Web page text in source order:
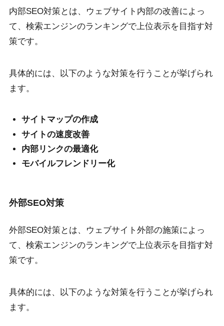
内部SEO対策とは、ウェブサイト内部の改善によっ
て、検索エンジンのランキングで上位表示を目指す対
策です。
具体的には、以下のような対策を行うことが挙げられ
ます。
サイトマップの作成
サイトの速度改善
内部リンクの最適化
モバイルフレンドリー化
外部SEO対策
外部SEO対策とは、ウェブサイト外部の施策によっ
て、検索エンジンのランキングで上位表示を目指す対
策です。
具体的には、以下のような対策を行うことが挙げられ
ます。